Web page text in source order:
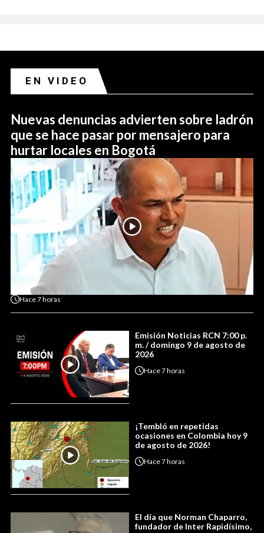
EN VIDEO
Nuevas denuncias advierten sobre ladrón
que se hace pasar por mensajero para
hurtar locales en Bogotá
Hace7 horas
Emisión Noticias RCN 7:00 p.
m. / domingo 9 de agosto de
2026
Hace7 horas
¡Tembló en repetidas
ocasiones en Colombia hoy 9
de agosto de 2026!
Hace7 horas
El día que Norman Chaparro,
fundador de Inter Rapidísimo,